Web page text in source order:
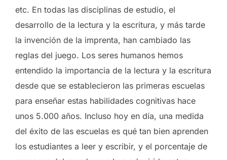
etc. En todas las disciplinas de estudio, el
desarrollo de la lectura y la escritura, y más tarde
la invención de la imprenta, han cambiado las
reglas del juego. Los seres humanos hemos
entendido la importancia de la lectura y la escritura
desde que se establecieron las primeras escuelas
para enseñar estas habilidades cognitivas hace
unos 5.000 años. Incluso hoy en día, una medida
del éxito de las escuelas es qué tan bien aprenden
los estudiantes a leer y escribir, y el porcentaje de